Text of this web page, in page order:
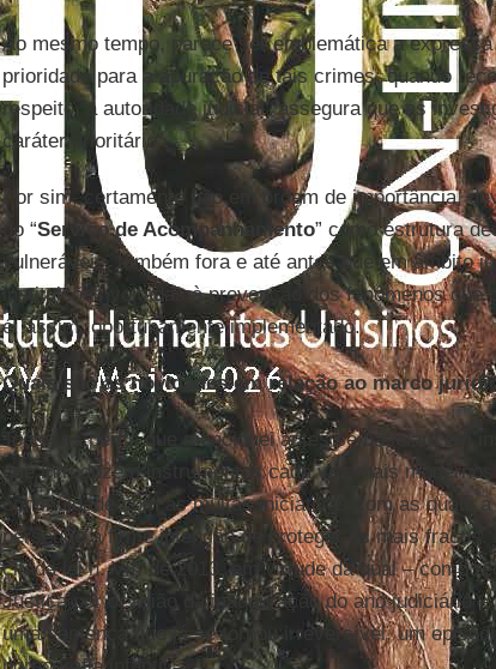
Ao mesmo tempo, parece ser emblemática a
prioridade para a apuração de tais crimes: quando
respeito, a autoridade judicial “assegura que as
caráter prioritário”.
Por sim, certamente não em ordem de importância,
do “Serviço de Acompanhamento” como estrutura
vulneráveis, também fora e até antes que em âmbito
instituições voltadas à prevenção dos fenômenos que
é, assim, oportunamente implementado.
Quais são as novidades em relação ao marco
Todos os perfis que mencionei antes se baseiam em
que introduzem instrumentos cada vez mais
continuidade com as muitas iniciativas com as quais a
persegue a firme intenção de proteger os mais
citada lei n. VIII de 2013, em virtude da qual – como
Justiça por ocasião da inauguração do ano judiciário
uma sentença que já se tornou irreversível, um